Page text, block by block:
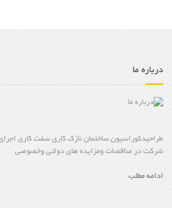
درباره ما
طراحیدکوراسیون ساختمان نازک کاری سفت کاری
شرکت در مناقصات ومزایده های دولتی وخصوصی
ادامه مطلب